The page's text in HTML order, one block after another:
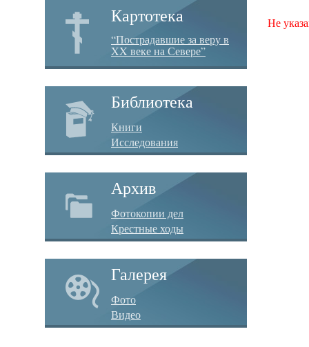
Картотека
“Пострадавшие за веру в
XX веке на Севере”
Библиотека
Книги
Исследования
Архив
Фотокопии дел
Крестные ходы
Галерея
Фото
Видео
Не